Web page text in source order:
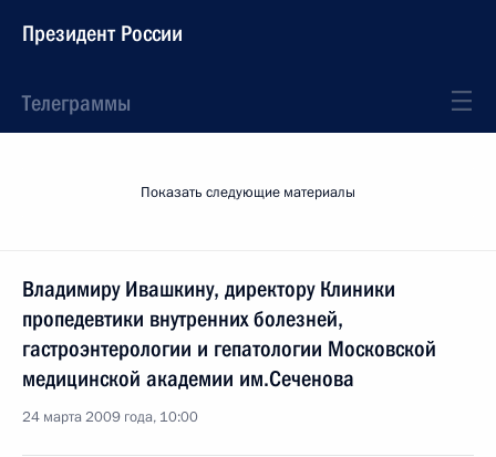
Президент России
Телеграммы
Показать следующие материалы
Владимиру Ивашкину, директору Клиники
пропедевтики внутренних болезней,
гастроэнтерологии и гепатологии Московской
медицинской академии им.Сеченова
24 марта 2009 года, 10:00